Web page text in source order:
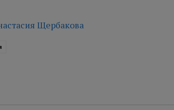
Щербакова